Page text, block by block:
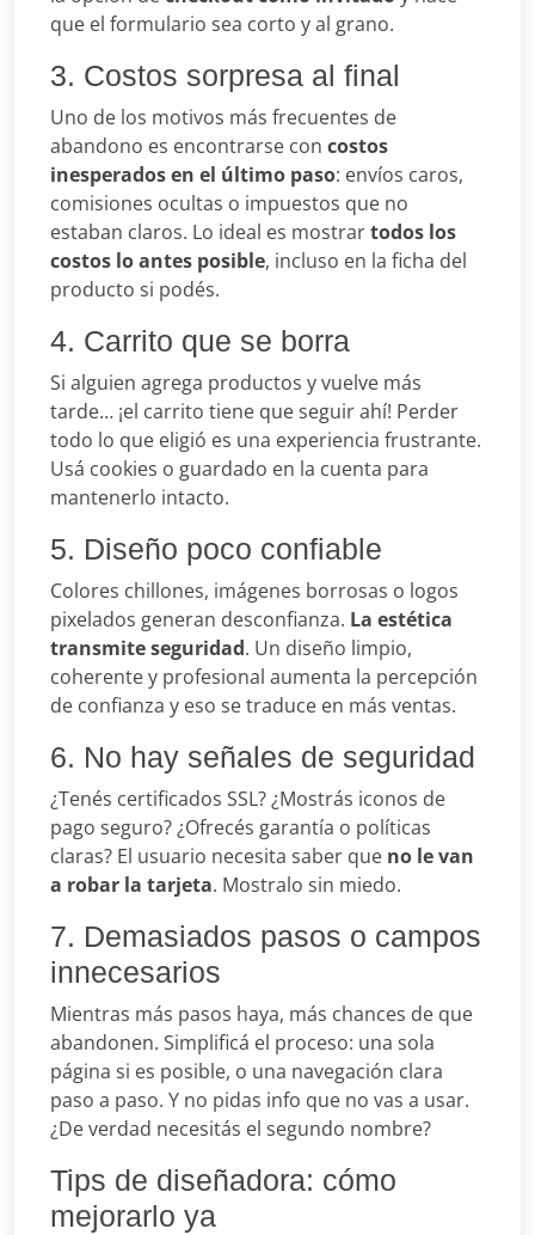
que el formulario sea corto y al grano.
3. Costos sorpresa al final
Uno de los motivos más frecuentes de
abandono es encontrarse con costos
inesperados en el último paso: envíos caros,
comisiones ocultas o impuestos que no
estaban claros. Lo ideal es mostrartodos los
costos lo antes posible, incluso en la ficha del
producto si podés.
4. Carrito que se borra
Si alguien agrega productos y vuelve más
tarde… ¡el carrito tiene que seguir ahí! Perder
todo lo que eligió es una experiencia frustrante.
Usá cookies o guardado en la cuenta para
mantenerlo intacto.
5. Diseño poco confiable
Colores chillones, imágenes borrosas o logos
pixelados generan desconfianza. La estética
transmite seguridad. Un diseño limpio,
coherente y profesional aumenta la percepción
de confianza y eso se traduce en más ventas.
6. No hay señales de seguridad
¿Tenés certificados SSL? ¿Mostrás iconos de
pago seguro? ¿Ofrecés garantía o políticas
claras? El usuario necesita saber que no le van
a robar la tarjeta. Mostralo sin miedo.
7. Demasiados pasos o campos
innecesarios
Mientras más pasos haya, más chances de que
abandonen. Simplificá el proceso: una sola
página si es posible, o una navegación clara
paso a paso. Y no pidas info que no vas a usar.
¿De verdad necesitás el segundo nombre?
Tips de diseñadora: cómo
mejorarlo ya